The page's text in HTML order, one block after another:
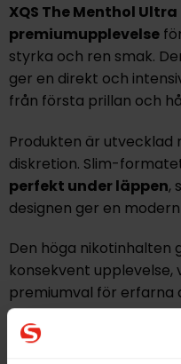
XQS The Menthol
premiumupplevelse
styrka och ren smak.
ger en direkt och
från första prillan och
Produkten är
diskretion. Slim-
perfekt under läppen,
designen ger en
Den höga nikotinhalten
konsekvent
premiumval för erfarna
maximal effekt.